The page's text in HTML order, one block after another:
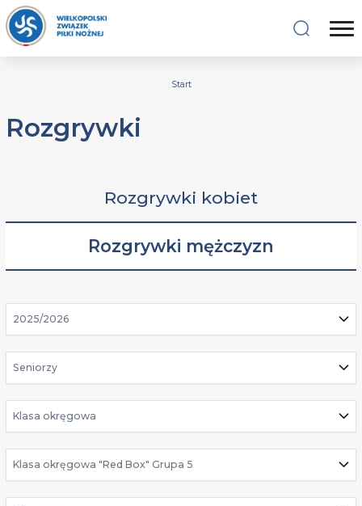
Start
Rozgrywki
Rozgrywki kobiet
Rozgrywki mężczyzn
2025/2026
Seniorzy
Klasa okręgowa
Klasa okręgowa "Red Box" Grupa 5